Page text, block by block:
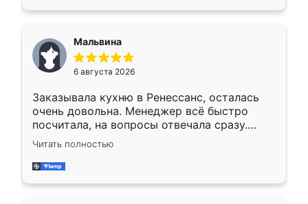
меньше, здесь же он более разнообразный.
Мне нравится ,если что-то потребуется из
мебели буду заказывать только здесь.
Мальвина
6 августа 2026
Заказывала кухню в Ренессанс, осталась
очень довольна. Менеджер всё быстро
посчитала, на вопросы отвечала сразу.
Замерщик приехал в субботу, подошёл к
делу со всей ответственностью. Собрали
за день, ребята работали аккуратно, даже
Читать полностью